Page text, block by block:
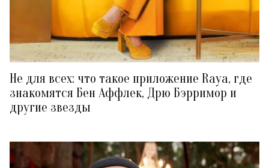
Не для всех: что такое приложение Raya, где
знакомятся Бен Аффлек, Дрю Бэрримор и
другие звезды